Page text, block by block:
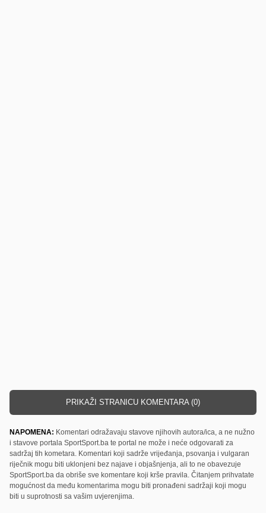
PRIKAŽI STRANICU KOMENTARA (0)
NAPOMENA: Komentari odražavaju stavove njihovih autora/ica, a ne nužno
i stavove portala SportSport.ba te portal ne može i neće odgovarati za
sadržaj tih kometara. Komentari koji sadrže vrijeđanja, psovanja i vulgaran
riječnik mogu biti uklonjeni bez najave i objašnjenja, ali to ne obavezuje
SportSport.ba da obriše sve komentare koji krše pravila. Čitanjem prihvatate
mogućnost da među komentarima mogu biti pronađeni sadržaji koji mogu
biti u suprotnosti sa vašim uvjerenjima.